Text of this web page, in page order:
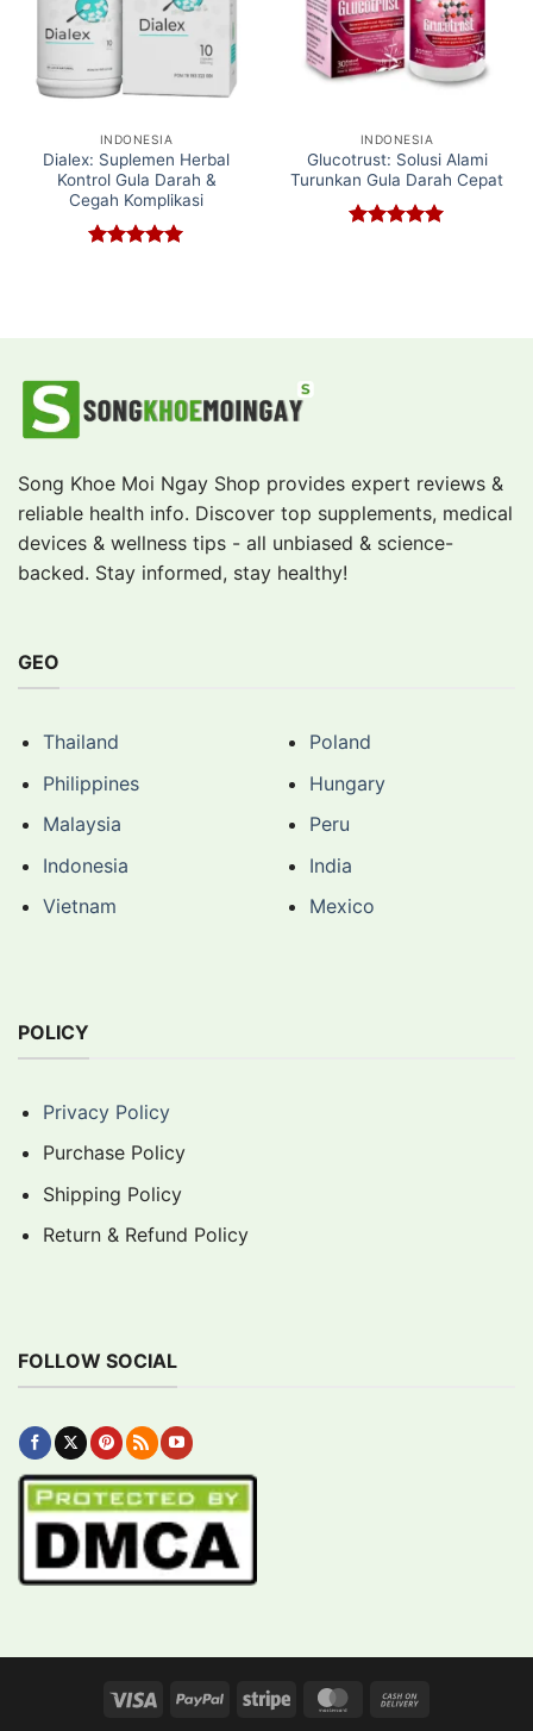
INDONESIA
Dialex: Suplemen Herbal
Kontrol Gula Darah &
Cegah Komplikasi
INDONESIA
Glucotrust: Solusi Alami
Turunkan Gula Darah Cepat
Song Khoe Moi Ngay Shop provides expert reviews &
reliable health info. Discover top supplements, medical
devices & wellness tips - all unbiased & science-
backed. Stay informed, stay healthy!
GEO
Thailand
Philippines
Malaysia
Indonesia
Vietnam
Poland
Hungary
Peru
India
Mexico
POLICY
Privacy Policy
Purchase Policy
Shipping Policy
Return & Refund Policy
FOLLOW SOCIAL
Visa PayPal Stripe MasterCard